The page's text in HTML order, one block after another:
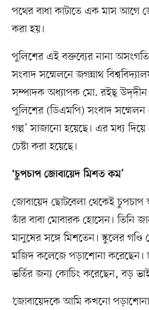
পথের বাধা কাটাতে এক মাস আগে
করা হয়।
পুলিশের এই বক্তব্যের নানা
সংবাদ সম্মেলনে জগন্নাথ
সম্পাদক অধ্যাপক মো. রইছ্ উদ্‌দীন
পুলিশের (ডিএমপি) সংবাদ সম্মেলন
গল্প’ সাজানো হয়েছে। এর মধ্য
চেষ্টা করা হয়েছে।
‘চুপচাপ জোবায়েদ মিশত কম’
জোবায়েদ ছোটবেলা থেকেই চুপচাপ
তাঁর বাবা মোবারক হোসেন। তিনি
মানুষের সঙ্গে মিশতেন। স্কুলের
মজিদ কলেজে পড়াশোনা করেছেন।
ভর্তির জন্য কোচিং করেছেন, বড়
‘জোবায়েদকে আমি কখনো